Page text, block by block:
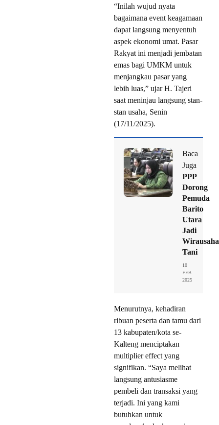
“Inilah wujud nyata
bagaimana event keagamaan
dapat langsung menyentuh
aspek ekonomi umat. Pasar
Rakyat ini menjadi jembatan
emas bagi UMKM untuk
menjangkau pasar yang
lebih luas,” ujar H. Tajeri
saat meninjau langsung stan-
stan usaha, Senin
(17/11/2025).
Baca
Juga
PPP
Dorong
Pemuda
Barito
Utara
Jadi
Wirausaha
Tani
10
FEB
2025
Menurutnya, kehadiran
ribuan peserta dan tamu dari
13 kabupaten/kota se-
Kalteng menciptakan
multiplier effect yang
signifikan. “Saya melihat
langsung antusiasme
pembeli dan transaksi yang
terjadi. Ini yang kami
butuhkan untuk